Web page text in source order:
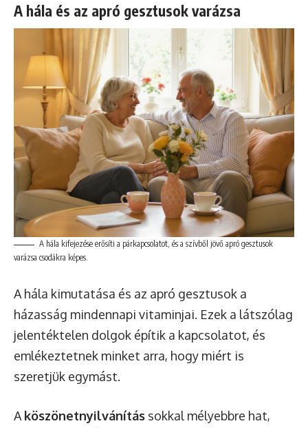
A hála és az apró gesztusok varázsa
A hála kifejezése erősíti a párkapcsolatot, és a szívből jövő apró gesztusok
varázsa csodákra képes.
A hála kimutatása és az apró gesztusok a
házasság mindennapi vitaminjai. Ezek a látszólag
jelentéktelen dolgok építik a kapcsolatot, és
emlékeztetnek minket arra, hogy miért is
szeretjük egymást.
A köszönetnyilvánítás sokkal mélyebbre hat,